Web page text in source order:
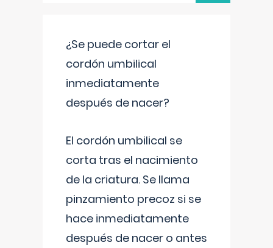
¿Se puede cortar el
cordón umbilical
inmediatamente
después de nacer?
El cordón umbilical se
corta tras el nacimiento
de la criatura. Se llama
pinzamiento precoz si se
hace inmediatamente
después de nacer o antes